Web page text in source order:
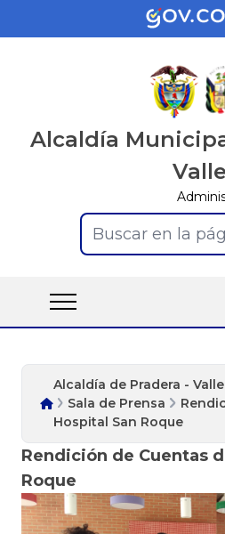
Alcaldía
Valle
Buscar en la
Alcaldía de Pradera - Valle
Sala de Prensa
Hospital San Roque
Rendición de Cuentas
Roque